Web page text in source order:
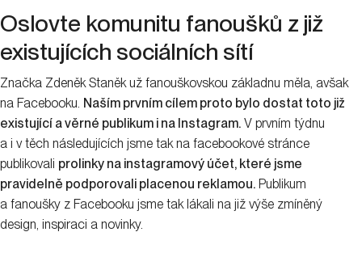
Oslovte komunitu fanoušků z již
existujících sociálních sítí
Značka Zdeněk Staněk už fanouškovskou základnu měla, avšak
na Facebooku. Naším prvním cílem proto bylo dostat toto již
existující a věrné publikum i na Instagram. V prvním týdnu
a i v těch následujících jsme tak na facebookové stránce
publikovali prolinky na instagramový účet, které jsme
pravidelně podporovali placenou reklamou. Publikum
a fanoušky z Facebooku jsme tak lákali na již výše zmíněný
design, inspiraci a novinky.